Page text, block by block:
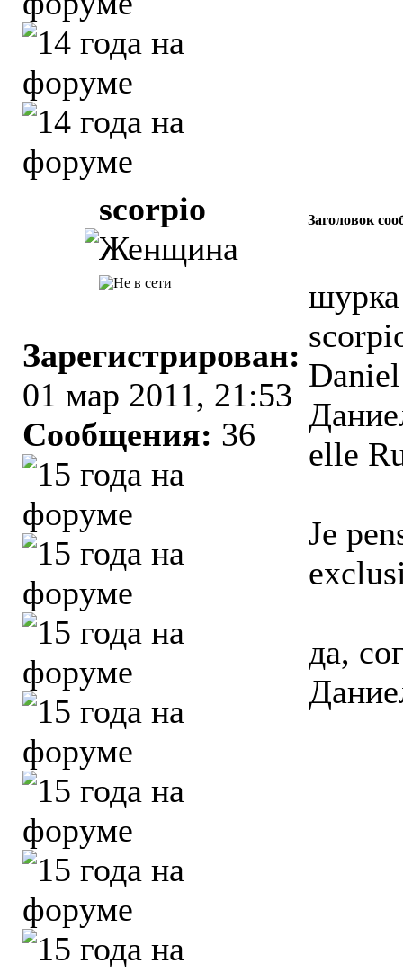
scorpio Заголовок
Зарегистрирован:
01 мар 2011, 21:53
Сообщения: 36
elle
Je
да,